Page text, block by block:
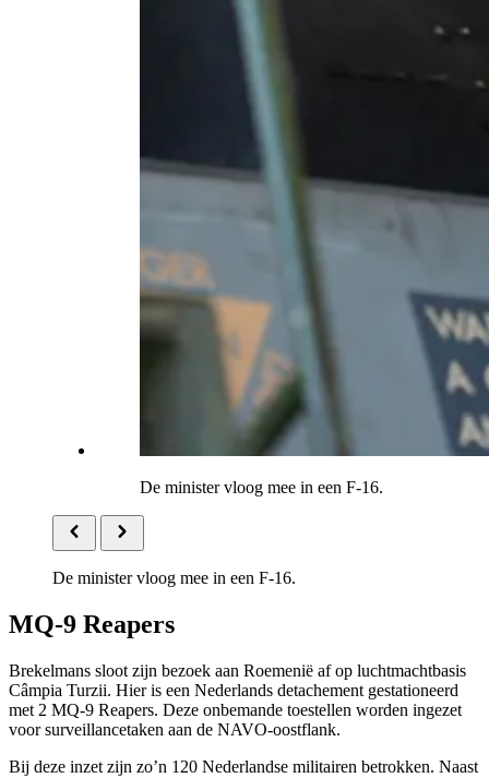
De minister vloog mee in een F-16.
De minister vloog mee in een F-16.
MQ-9 Reapers
Brekelmans sloot zijn bezoek aan Roemenië af op luchtmachtbasis
Câmpia Turzii. Hier is een Nederlands detachement gestationeerd
met 2 MQ-9 Reapers. Deze onbemande toestellen worden ingezet
voor surveillancetaken aan de NAVO-oostflank.
Bij deze inzet zijn zo’n 120 Nederlandse militairen betrokken. Naast